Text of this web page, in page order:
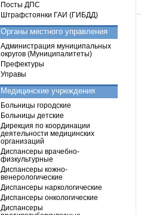
Посты ДПС
Штрафстоянки ГАИ (ГИБДД)
Органы местного управления
Администрация муниципальных
округов (Муниципалитеты)
Префектуры
Управы
Медицинские учреждения
Больницы городские
Больницы детские
Дирекция по координации
деятельности медицинских
организаций
Диспансеры врачебно-
физкультурные
Диспансеры кожно-
венерологические
Диспансеры наркологические
Диспансеры онкологические
Диспансеры